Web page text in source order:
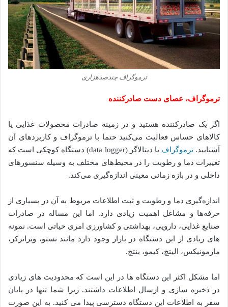
ترموگراف چندصدهزاری
ترموگراف، عصای دست صادرکننده
اگر یک صادرکننده هستید و در زمینه صادرات محصولات غذایی یا
کالاهای حساس فعالیت می‌کنید حتما با ترموگراف و کاربردهای آن
آشنایید.ترموگراف
یا دیتالاگر (data logger) دستگاه کوچکی است که
تغییرات دما و رطوبت را در محیط‌های مختلف به وسیله سنسورهای
داخلی و در بازه زمانی معینی اندازه‌گیری می‌کند.
اندازه‌گیری دما و رطوبت و ثبت اطلاعات مربوط به آن در بسیاری از
حرفه‌ها و مشاغل اهمیت زیادی دارد. اما این مساله در صادرات
صنایع غذایی، دارویی، بهداشتی و کشاورزی امری حیاتی است. نمونه
های زیادی از این دستگاه در بازار وجود دارد مانند تستو، ویراترکر،
مارمونیکس، الیتچ، کیمو، بنتچ.
اما مشکل اکثر این دستگاه ها در این است که محدودیت های زیادی
در ذخیره سازی و ارسال اطلاعات داشتند. زیرا شما تنها در پایان
سفر به اطلاعات این دستگاه دسترسی پیدا می کنید. به این صورت